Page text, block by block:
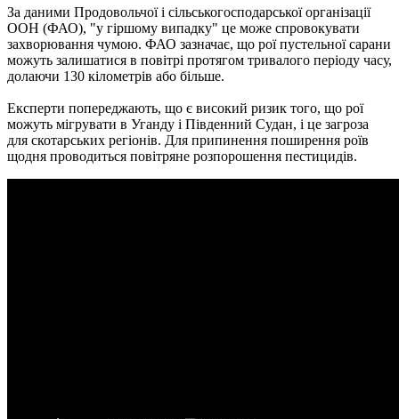
За даними Продовольчої і сільськогосподарської організації
ООН (ФАО), "у гіршому випадку" це може спровокувати
захворювання чумою. ФАО зазначає, що рої пустельної сарани
можуть залишатися в повітрі протягом тривалого періоду часу,
долаючи 130 кілометрів або більше.
Експерти попереджають, що є високий ризик того, що рої
можуть мігрувати в Уганду і Південний Судан, і це загроза
для скотарських регіонів. Для припинення поширення роїв
щодня проводиться повітряне розпорошення пестицидів.